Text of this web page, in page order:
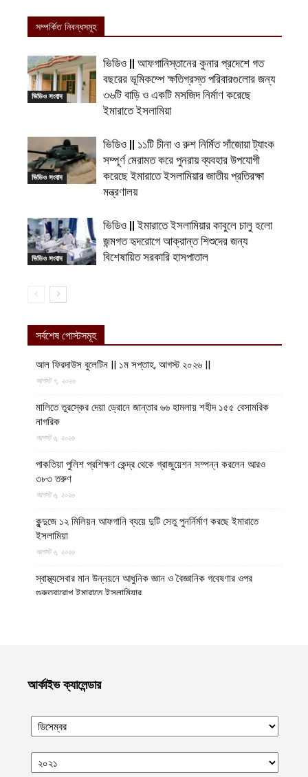
সম্পর্কিত নিবন্ধসমূহ
ভিডিও সংবাদ
ভিডিও || আফগানিস্তানের কুনার প্রদেশে গত
বছরের ভূমিকম্পে ক্ষতিগ্রস্ত পরিবারগুলোর জন্য
৩৬টি বাড়ি ও একটি মসজিদ নির্মাণ করেছে
ইমারাতে ইসলামিয়া
ভিডিও সংবাদ
ভিডিও || ১১টি চীনা ও রুশ নির্মিত সাঁজোয়া ট্যাংক
সম্পূর্ণ মেরামত করে পুনরায় ব্যবহার উপযোগী
করেছে ইমারাতে ইসলামিয়ার জাতীয় প্রতিরক্ষা
মন্ত্রণালয়
ভিডিও সংবাদ
ভিডিও || ইমারাতে ইসলামিয়ার কাবুলে চালু হলো
জন্মগত হৃদরোগে আক্রান্ত শিশুদের জন্য
বিশেষায়িত সরকারি হাসপাতাল
সর্বশেষ পোস্টসমূহ
আল ফিরদাউস বুলেটিন || ১ম সপ্তাহ, আগস্ট ২০২৬ ||
আগস্ট ৭, ২০২৬
মালিতে তুরস্কের দেয়া ড্রোনে জান্তার ৬৬ হামলায় শহীদ ১৫৫ বেসামরিক
নাগরিক
আগস্ট ৬, ২০২৬
পাকতিয়া পুলিশ প্রশিক্ষণ কেন্দ্র থেকে গ্রাজুয়েশন সম্পন্ন করলেন আরও
৩৮৩ তরুণ
আগস্ট ৬, ২০২৬
কুন্দুজে ১২ মিলিয়ন আফগানি ব্যয়ে দুটি সেতু পুনর্নির্মাণ করছে ইমারাতে
ইসলামিয়া
আগস্ট ৬, ২০২৬
স্বাস্থ্যসেবার মান উন্নয়নে আধুনিক জ্ঞান ও বৈজ্ঞানিক গবেষণার ওপর
গুরুত্বারোপ ইমারাতে ইসলামিয়ার
ভিডিও || আফগানিস্তানের কুনার প্রদেশে গত বছরের ভূমিকম্পে ক্ষতিগ্রস্ত
ইসলামিয়া
আগস্ট ৬, ২০২৬
ভারত, পাকিস্তান ও বাংলাদেশের মাদ্রাসাগুলোতে সন্ত্রাসবাদ তৈরি হচ্ছে বলে
আর্কাইভ ক্যালেন্ডার